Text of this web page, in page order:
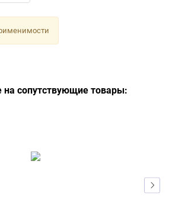
на сопутствующие товары: